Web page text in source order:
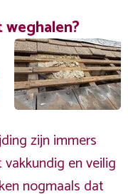
zijn immers
en veilig
nogmaals dat